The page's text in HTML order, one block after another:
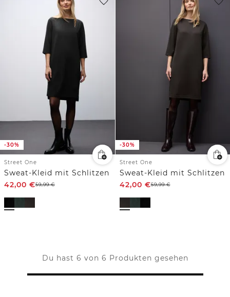
-30%
Street One
Sweat-Kleid mit Schlitzen
42,00 €59,99€
-30%
Street One
Sweat-Kleid mit Schlitzen
42,00 €59,99€
Du hast 6 von 6 Produkten gesehen